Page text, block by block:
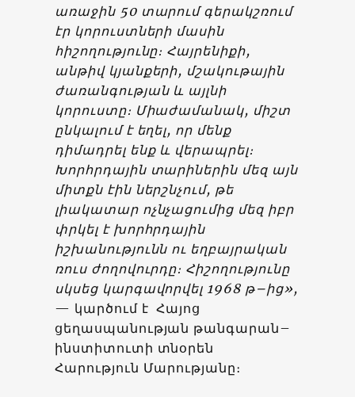
առաջին 50 տարում գերակշռում
էր կորուստների մասին
հիշողությունը։ Հայրենիքի,
անթիվ կյանքերի, մշակութային
ժառանգության և այլնի
կորուստը։ Միաժամանակ, միշտ
ընկալում է եղել, որ մենք
դիմադրել ենք և վերապրել։
Խորհրդային տարիներին մեզ այն
միտքն էին ներշնչում, թե
լիակատար ոչնչացումից մեզ իբր
փրկել է խորհրդային
իշխանությունն ու եղբայրական
ռուս ժողովուրդը։ Հիշողությունը
սկսեց կարգավորվել 1968 թ–ից»,
— կարծում է Հայոց
ցեղասպանության թանգարան–
ինստիտուտի տնօրեն
Հարություն Մարությանը։